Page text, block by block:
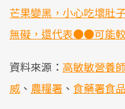
芒果變黑，小心吃壞肚
無礙，還代表●●可能
資料來源： 高敏敏營養
威 、 農糧署 、 食藥署食